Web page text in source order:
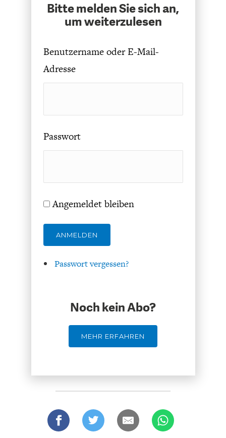
UNGLEICHHEIT UND
MACHT
Bitte melden Sie sich an,
um weiterzulesen
Benutzername oder E-Mail-
Adresse
Passwort
Angemeldet bleiben
ANMELDEN
Passwort vergessen?
Noch kein Abo?
MEHR ERFAHREN